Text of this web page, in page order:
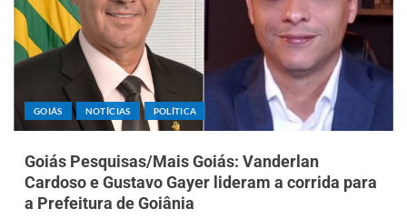
GOIÁS NOTÍCIAS POLÍTICA
Goiás Pesquisas/Mais Goiás: Vanderlan
Cardoso e Gustavo Gayer lideram a corrida para
a Prefeitura de Goiânia